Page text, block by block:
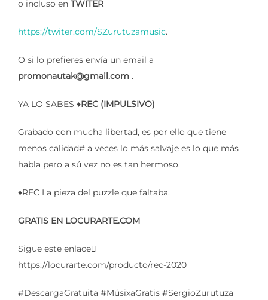
o incluso en TWITER
https://twiter.com/SZurutuzamusic.
O si lo prefieres envía un email a
promonautak@gmail.com .
YA LO SABES ♦️REC (IMPULSIVO)
Grabado con mucha libertad, es por ello que tiene
menos calidad# a veces lo más salvaje es lo que más
habla pero a sú vez no es tan hermoso.
♦️REC La pieza del puzzle que faltaba.
GRATIS EN LOCURARTE.COM
Sigue este enlace
https://locurarte.com/producto/rec-2020
#DescargaGratuita #MúsixaGratis #SergioZurutuza